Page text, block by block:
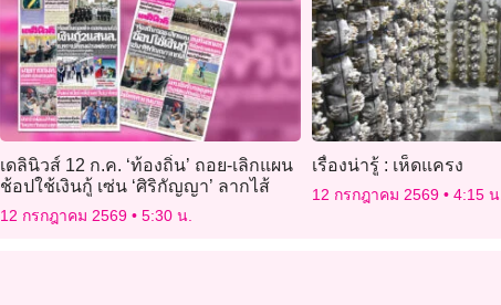
เดลินิวส์ 12 ก.ค. ‘ท้องถิ่น’ ถอย-เลิกแผน
ช้อปใช้เงินกู้ เซ่น ‘ศิริกัญญา’ ลากไส้
12 กรกฎาคม 2569 5:30 น.
เรื่องน่ารู้ : เห็ดแครง
12 กรกฎาคม 2569 4:15 น.